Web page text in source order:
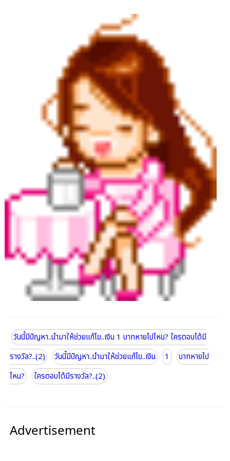
วันนี้มีปัญหา..นำมาให้ช่วยแก้ไข..เงิน 1 บาทหายไปไหน? ใครตอบได้มี
รางวัล?..(2)
วันนี้มีปัญหา..นำมาให้ช่วยแก้ไข..เงิน 1
บาทหายไป
ไหน?
ใครตอบได้มีรางวัล?..(2)
Advertisement